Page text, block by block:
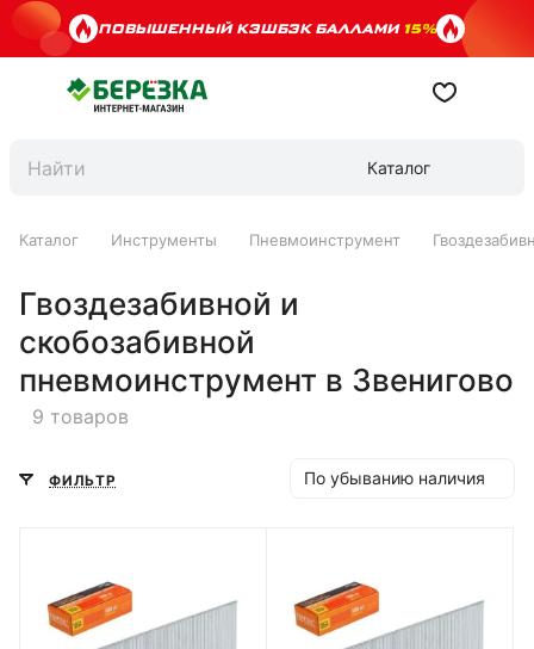
ПОВЫШЕННЫЙ КЭШБЭК БАЛЛАМИ15%
Каталог
Каталог Инструменты Пневмоинструмент
Гвоздезабивной и
скобозабивной
пневмоинструмент в Звенигово
9 товаров
ФИЛЬТР По убыванию наличия